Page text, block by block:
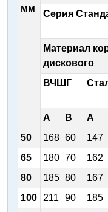
мм
Серия
Материал
дискового
ВЧШГ
А
В А
50
168 60 147
65
180 70 162
80
185 80 167
100
211 90 185